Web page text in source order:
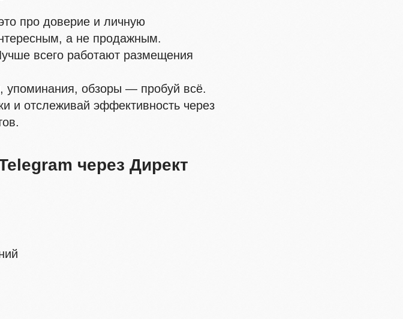
про доверие и личную
а не продажным.
всего работают размещения
упоминания, обзоры — пробуй всё.
и отслеживай эффективность через
через Директ